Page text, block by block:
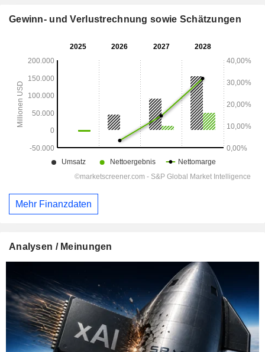
Gewinn- und Verlustrechnung sowie Schätzungen
Mehr Finanzdaten
Analysen / Meinungen